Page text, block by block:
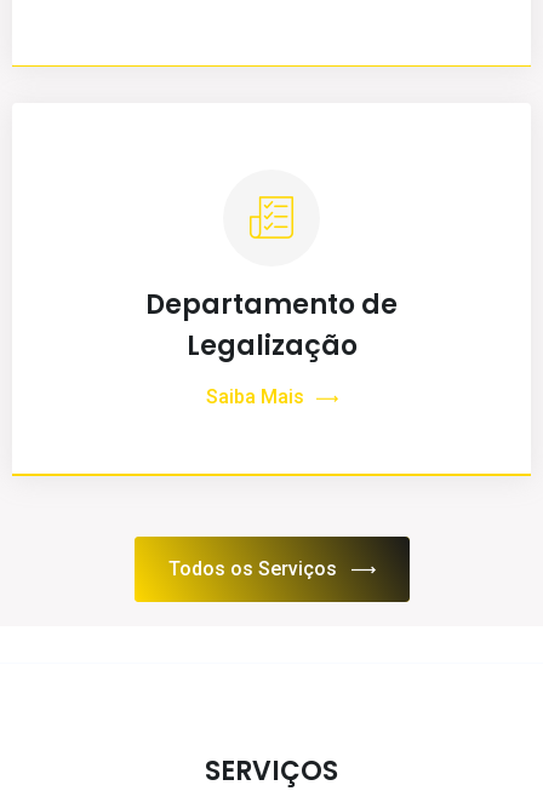
Departamento de
Legalização
Saiba Mais
Todos os Serviços
SERVIÇOS